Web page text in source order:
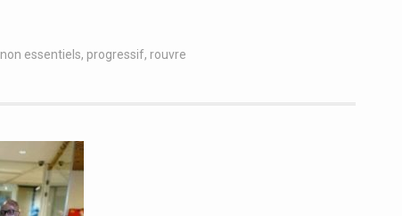
non essentiels, progressif, rouvre